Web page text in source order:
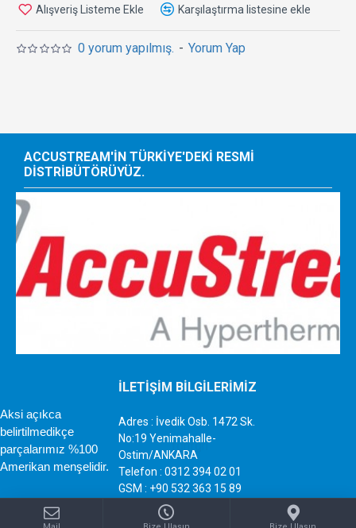
0 yorum yapılmış. - Yorum Yap
Alışveriş Listeme Ekle Karşılaştırma listesine ekle
ACCUSTREAM'IN TÜRKIYE'DEKI RESMI
DISTRIBÜTÖRÜYÜZ.
Aksi açıkca
belirtilmedikçe
parçalarımız %100
Amerikan menşelidir.
İLETİŞİM BİLGİLERİMİZ
Adres : İvedik Osb. 1472 Sk.
No:19 Yenimahalle-
Ostim/ANKARA
Telefon : 0312 394 02 01
GSM : +90 532 363 15 89
Mail : info@sujetiparca.com